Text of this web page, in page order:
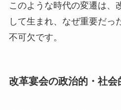
このような時代の変遷は、
して生まれ、なぜ重要だっ
不可欠です。
改革宴会の政治的・社会